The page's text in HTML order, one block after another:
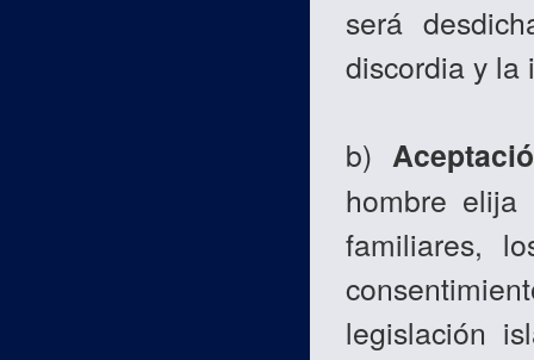
será
discordia y la
b)
hombre
familiares,
legislación